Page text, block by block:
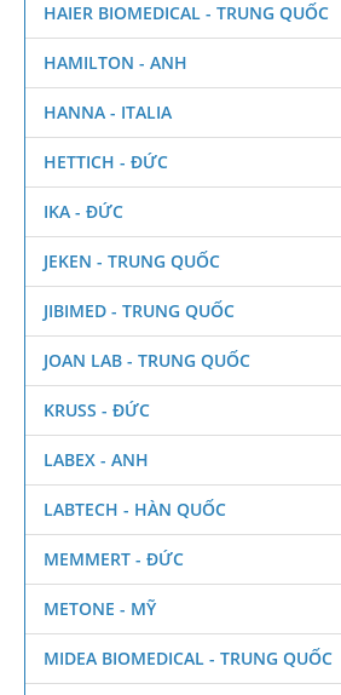
HAIER BIOMEDICAL - TRUNG QUỐC
HAMILTON - ANH
HANNA - ITALIA
HETTICH - ĐỨC
IKA - ĐỨC
JEKEN - TRUNG QUỐC
JIBIMED - TRUNG QUỐC
JOAN LAB - TRUNG QUỐC
KRUSS - ĐỨC
LABEX - ANH
LABTECH - HÀN QUỐC
MEMMERT - ĐỨC
METONE - MỸ
MIDEA BIOMEDICAL - TRUNG QUỐC